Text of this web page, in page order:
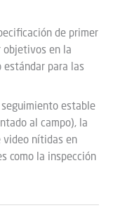
de primer
objetivos en la
estándar para las
estable
al campo), la
video nítidas en
como la inspección